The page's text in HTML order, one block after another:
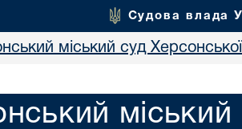
Судова влада
міський суд Херсонської
міський